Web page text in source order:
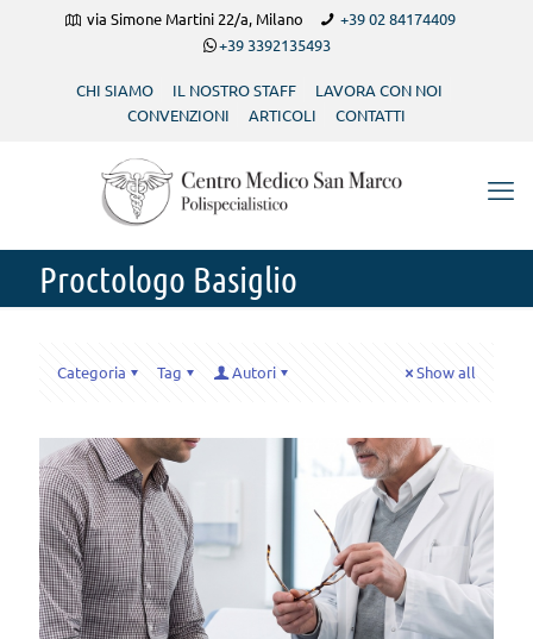
via Simone Martini 22/a, Milano
+39 02 84174409
+39 3392135493
CHI SIAMO IL NOSTRO STAFF
LAVORA CON NOI
CONVENZIONI
ARTICOLI CONTATTI
Proctologo Basiglio
Categoria Tag Autori Show all